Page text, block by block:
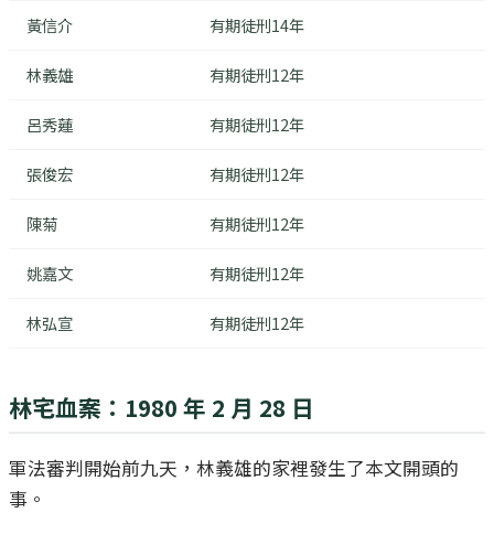
黃信介 有期徒刑14年
林義雄 有期徒刑12年
呂秀蓮 有期徒刑12年
張俊宏 有期徒刑12年
陳菊 有期徒刑12年
姚嘉文 有期徒刑12年
林弘宣 有期徒刑12年
林宅血案：1980 年 2 月 28 日
軍法審判開始前九天，林義雄的家裡發生了本文開頭的
事。